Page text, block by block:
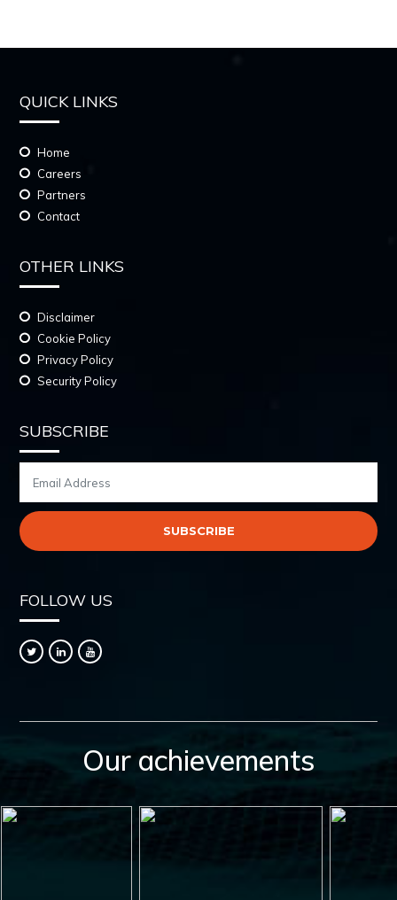
QUICK LINKS
Home
Careers
Partners
Contact
OTHER LINKS
Disclaimer
Cookie Policy
Privacy Policy
Security Policy
SUBSCRIBE
FOLLOW US
Our achievements